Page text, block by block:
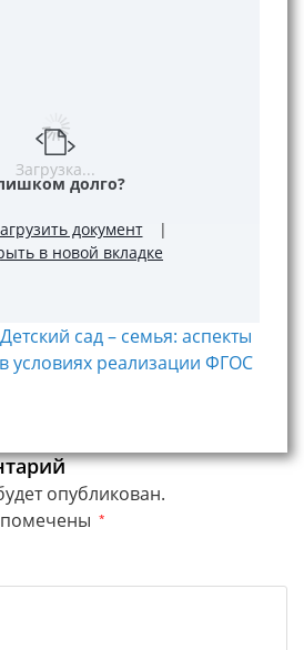
Загрузка...
долго?
документ
|
в новой вкладке
сад – семья: аспекты
условиях реализации ФГОС
опубликован.
*